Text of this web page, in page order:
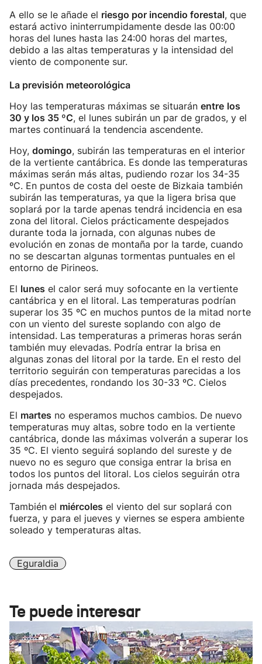
A ello se le añade el riesgo por incendio forestal, que
estará activo ininterrumpidamente desde las 00:00
horas del lunes hasta las 24:00 horas del martes,
debido a las altas temperaturas y la intensidad del
viento de componente sur.
La previsión meteorológica
Hoy las temperaturas máximas se situarán entre los
30 y los 35 ºC, el lunes subirán un par de grados, y el
martes continuará la tendencia ascendente.
Hoy, domingo, subirán las temperaturas en el interior
de la vertiente cantábrica. Es donde las temperaturas
máximas serán más altas, pudiendo rozar los 34-35
ºC. En puntos de costa del oeste de Bizkaia también
subirán las temperaturas, ya que la ligera brisa que
soplará por la tarde apenas tendrá incidencia en esa
zona del litoral. Cielos prácticamente despejados
durante toda la jornada, con algunas nubes de
evolución en zonas de montaña por la tarde, cuando
no se descartan algunas tormentas puntuales en el
entorno de Pirineos.
El lunes el calor será muy sofocante en la vertiente
cantábrica y en el litoral. Las temperaturas podrían
superar los 35 ºC en muchos puntos de la mitad norte
con un viento del sureste soplando con algo de
intensidad. Las temperaturas a primeras horas serán
también muy elevadas. Podría entrar la brisa en
algunas zonas del litoral por la tarde. En el resto del
territorio seguirán con temperaturas parecidas a los
días precedentes, rondando los 30-33 ºC. Cielos
despejados.
El martes no esperamos muchos cambios. De nuevo
temperaturas muy altas, sobre todo en la vertiente
cantábrica, donde las máximas volverán a superar los
35 ºC. El viento seguirá soplando del sureste y de
nuevo no es seguro que consiga entrar la brisa en
todos los puntos del litoral. Los cielos seguirán otra
jornada más despejados.
También el miércoles el viento del sur soplará con
fuerza, y para el jueves y viernes se espera ambiente
soleado y temperaturas altas.
Eguraldia
Te puede interesar